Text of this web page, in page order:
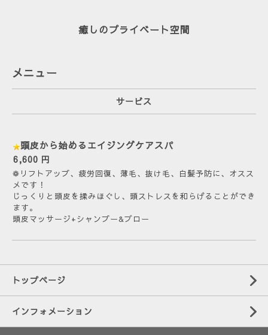
癒しのプライベート空間
メニュー
サービス
頭皮から始めるエイジングケアスパ
6,600 円
❁︎リフトアップ、疲労回復、薄毛、抜け毛、白髪予防に、オスス
メです！
じっくりと頭皮を揉みほぐし、頭ストレスを和らげることができ
ます。
頭皮マッサージ+シャンプー&ブロー
トップページ
インフォメーション